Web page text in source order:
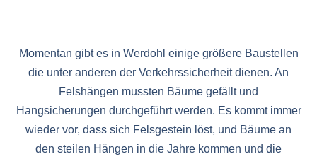
Momentan gibt es in Werdohl einige größere Baustellen
die unter anderen der Verkehrssicherheit dienen. An
Felshängen mussten Bäume gefällt und
Hangsicherungen durchgeführt werden. Es kommt immer
wieder vor, dass sich Felsgestein löst, und Bäume an
den steilen Hängen in die Jahre kommen und die